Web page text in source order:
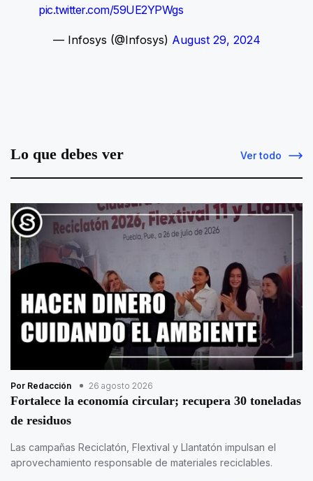
pic.twitter.com/59UE2YPWgs
— Infosys (@Infosys) August 29, 2024
Lo que debes ver Ver todo
Por Redacción 26 agosto 2026
Fortalece la economía circular; recupera 30 toneladas
de residuos
Las campañas Reciclatón, Flextival y Llantatón impulsan el
aprovechamiento responsable de materiales reciclables.